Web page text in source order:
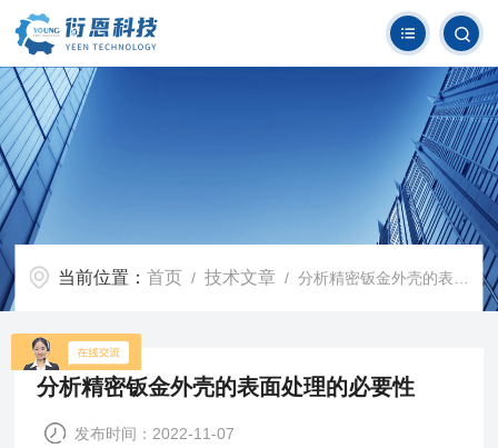
当前位置：首页 /技术文章 / 分析精密钣金外壳的表面处理的必要性
分析精密钣金外壳的表面处理的必要性
发布时间：2022-11-07